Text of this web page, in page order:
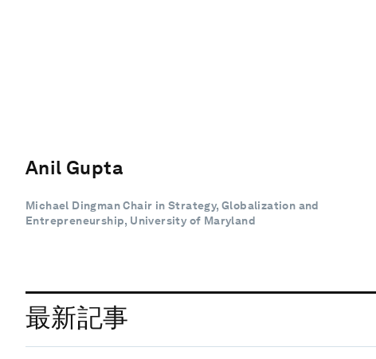
Anil Gupta
Michael Dingman Chair in Strategy, Globalization and
Entrepreneurship, University of Maryland
最新記事